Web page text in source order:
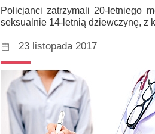
Policjanci zatrzymali 20-letniego
seksualnie 14-letnią dziewczynę, z
23 listopada 2017